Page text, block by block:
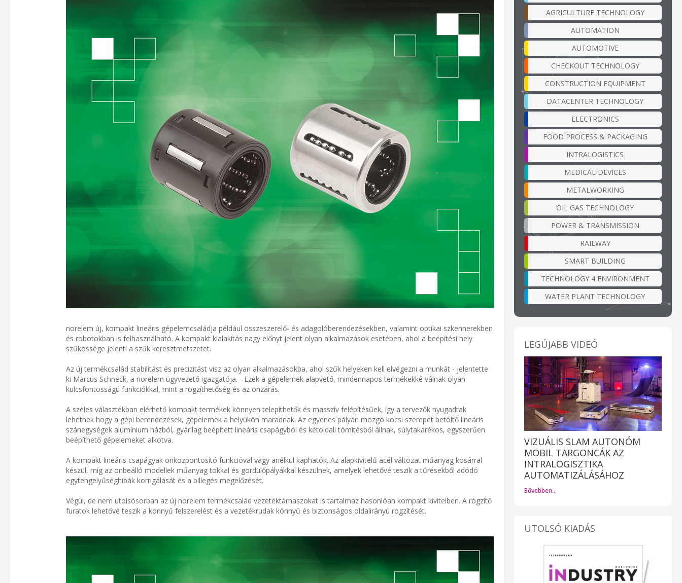
norelem új, kompakt lineáris gépelemcsaládja például összeszerelő- és adagolóberendezésekben, valamint optikai szkennerekben
és robotokban is felhasználható. A kompakt kialakítás nagy előnyt jelent olyan alkalmazások esetében, ahol a beépítési hely
szűkössége jelenti a szűk keresztmetszetet.
Az új termékcsalád stabilitást és precizitást visz az olyan alkalmazásokba, ahol szűk helyeken kell elvégezni a munkát - jelentette
ki Marcus Schneck, a norelem ügyvezető igazgatója. - Ezek a gépelemek alapvető, mindennapos termékekké válnak olyan
kulcsfontosságú funkciókkal, mint a rögzíthetőség és az önzárás.
A széles választékban elérhető kompakt termékek könnyen telepíthetők és masszív felépítésűek, így a tervezők nyugadtak
lehetnek hogy a gépi berendezések, gépelemek a helyükön maradnak. Az egyenes pályán mozgó kocsi szerepét betöltő lineáris
szánegységek alumínium házból, gyárilag beépített lineáris csapágyból és kétoldali tömítésből állnak, súlytakarékos, egyszerűen
beépíthető gépelemeket alkotva.
A kompakt lineáris csapágyak önközpontosító funkcióval vagy anélkül kaphatók. Az alapkivitelű acél változat műanyag kosárral
készül, míg az önbeálló modellek műanyag tokkal és gördülőpályákkal készülnek, amelyek lehetővé teszik a tűrésekből adódó
egytengelyűséghibák korrigálását és a billegés megelőzését.
Végül, de nem utolsósorban az új norelem termékcsalád vezetéktámaszokat is tartalmaz hasonlóan kompakt kivitelben. A rögzítő
furatok lehetővé teszik a könnyű felszerelést és a vezetékrudak könnyű és biztonságos oldalirányú rögzítését.
AGRICULTURE TECHNOLOGY
AUTOMATION
AUTOMOTIVE
CHECKOUT TECHNOLOGY
CONSTRUCTION EQUIPMENT
DATACENTER TECHNOLOGY
ELECTRONICS
FOOD PROCESS & PACKAGING
INTRALOGISTICS
MEDICAL DEVICES
METALWORKING
OIL GAS TECHNOLOGY
POWER & TRANSMISSION
RAILWAY
SMART BUILDING
TECHNOLOGY 4 ENVIRONMENT
WATER PLANT TECHNOLOGY
LEGÚJABB VIDEÓ
VIZUÁLIS SLAM AUTONÓM
MOBIL TARGONCÁK AZ
INTRALOGISZTIKA
AUTOMATIZÁLÁSÁHOZ
Bővebben…
UTOLSÓ KIADÁS